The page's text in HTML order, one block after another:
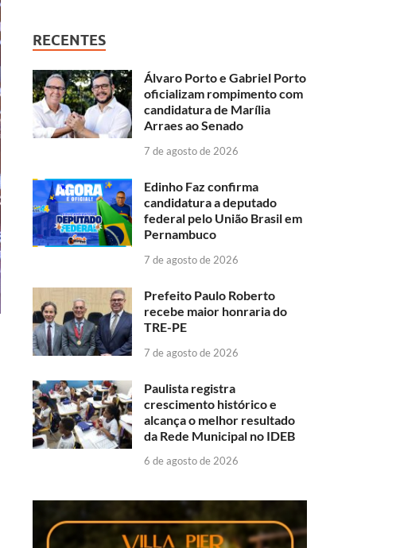
RECENTES
Álvaro Porto e Gabriel Porto
oficializam rompimento com
candidatura de Marília
Arraes ao Senado
7 de agosto de 2026
Edinho Faz confirma
candidatura a deputado
federal pelo União Brasil em
Pernambuco
7 de agosto de 2026
Prefeito Paulo Roberto
recebe maior honraria do
TRE-PE
7 de agosto de 2026
Paulista registra
crescimento histórico e
alcança o melhor resultado
da Rede Municipal no IDEB
6 de agosto de 2026